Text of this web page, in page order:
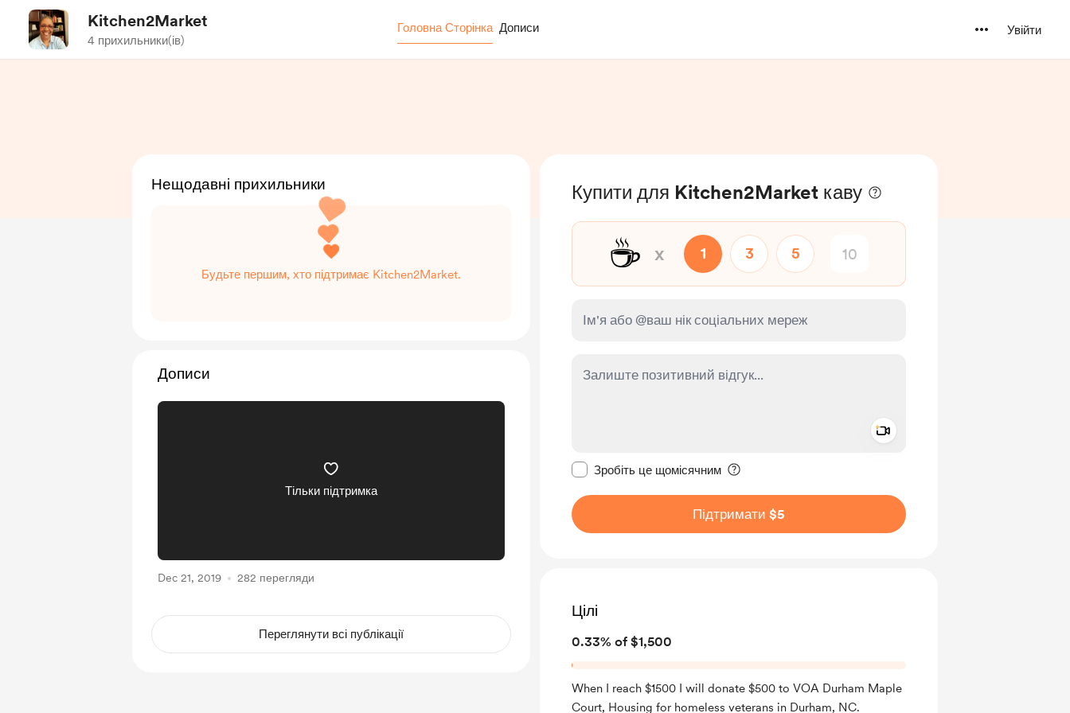
Kitchen2Market
4 прихильники(ів)
Головна Сторінка Дописи Увійти
Купити для Kitchen2Market каву
☕ x 1 3 5
Зробіть це щомісячним
Підтримати $5
Цілі
0.33% of $1,500
When I reach $1500 I will donate $500 to VOA Durham Maple
Court, Housing for homeless veterans in Durham, NC.
Нещодавні прихильники
Будьте першим, хто підтримає Kitchen2Market.
Дописи
Тільки підтримка
Dec 21, 2019 282 перегляди
Переглянути всі публікації